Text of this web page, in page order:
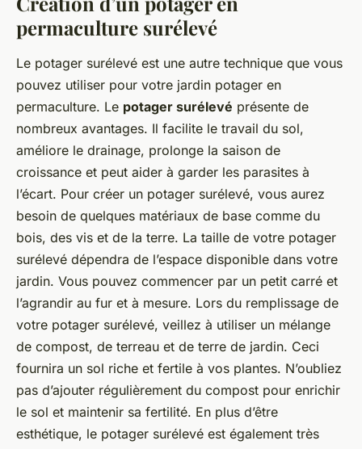
permaculture surélevé
Le potager surélevé est une autre technique que vous
pouvez utiliser pour votre jardin potager en
permaculture. Le potager surélevé présente de
nombreux avantages. Il facilite le travail du sol,
améliore le drainage, prolonge la saison de
croissance et peut aider à garder les parasites à
l’écart. Pour créer un potager surélevé, vous aurez
besoin de quelques matériaux de base comme du
bois, des vis et de la terre. La taille de votre potager
surélevé dépendra de l’espace disponible dans votre
jardin. Vous pouvez commencer par un petit carré et
l’agrandir au fur et à mesure. Lors du remplissage de
votre potager surélevé, veillez à utiliser un mélange
de compost, de terreau et de terre de jardin. Ceci
fournira un sol riche et fertile à vos plantes. N’oubliez
pas d’ajouter régulièrement du compost pour enrichir
le sol et maintenir sa fertilité. En plus d’être
esthétique, le potager surélevé est également très